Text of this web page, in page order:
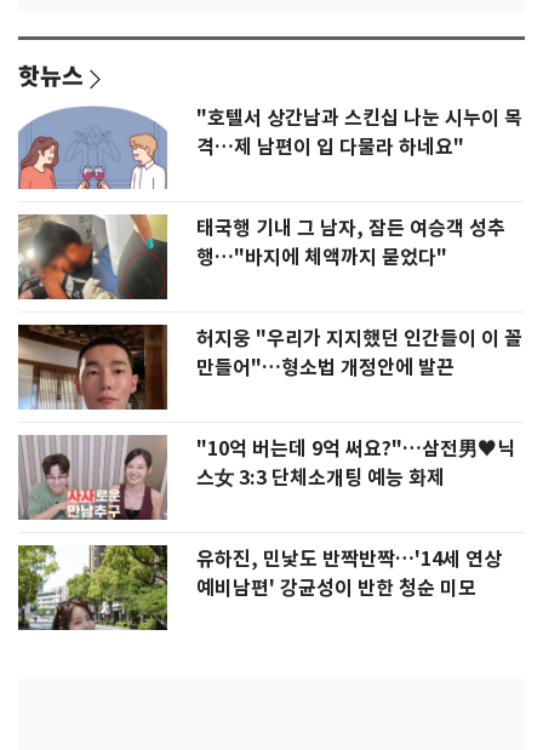
핫뉴스
"호텔서 상간남과 스킨십 나눈 시누이 목
격…제 남편이 입 다물라 하네요"
태국행 기내 그 남자, 잠든 여승객 성추
행…"바지에 체액까지 묻었다"
허지웅 "우리가 지지했던 인간들이 이 꼴
만들어"…형소법 개정안에 발끈
"10억 버는데 9억 써요?"…삼전男♥닉
스女 3:3 단체소개팅 예능 화제
유하진, 민낯도 반짝반짝…'14세 연상
예비남편' 강균성이 반한 청순 미모